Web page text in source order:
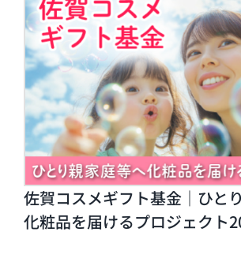
佐賀コスメギフト基金｜ひと
化粧品を届けるプロジェクト